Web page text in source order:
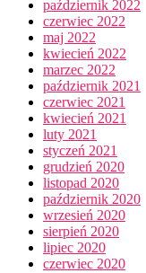
październik 2022
czerwiec 2022
maj 2022
kwiecień 2022
marzec 2022
październik 2021
czerwiec 2021
kwiecień 2021
luty 2021
styczeń 2021
grudzień 2020
listopad 2020
październik 2020
wrzesień 2020
sierpień 2020
lipiec 2020
czerwiec 2020